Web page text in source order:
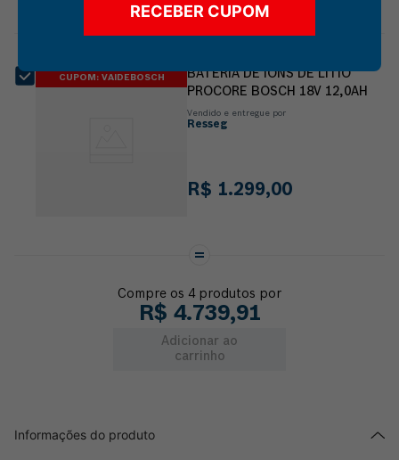
CUPOM: VAIDEBOSCH
BATERIA DE ÍONS DE LÍTIO
PROCORE BOSCH 18V 12,0AH
Vendido e entregue por
Resseg
R$ 1.299,00
Compre os 4produtos por
R$ 4.739,91
Adicionar ao
carrinho
Informações do produto
RECEBER CUPOM